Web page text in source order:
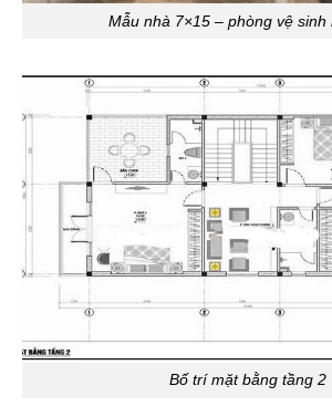
Mẫu nhà 7×15 – phòng vệ sinh
Bố trí mặt bằng tầng 2